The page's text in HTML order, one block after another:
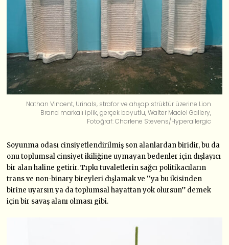
Nathan Vincent, Urinals, strafor ve ahşap strüktür üzerine Lion
Brand markalı iplik, gerçek boyutlu, Walter Maciel Gallery,
Fotoğraf: Charlene Stevens/Hyperallergic
Soyunma odası cinsiyetlendirilmiş son alanlardan biridir, bu da
onu toplumsal cinsiyet ikiliğine uymayan bedenler için dışlayıcı
bir alan haline getirir. Tıpkı tuvaletlerin sağcı politikacıların
trans ve non-binary bireyleri dışlamak ve ‘‘ya bu ikisinden
birine uyarsın ya da toplumsal hayattan yok olursun’’ demek
için bir savaş alanı olması gibi.